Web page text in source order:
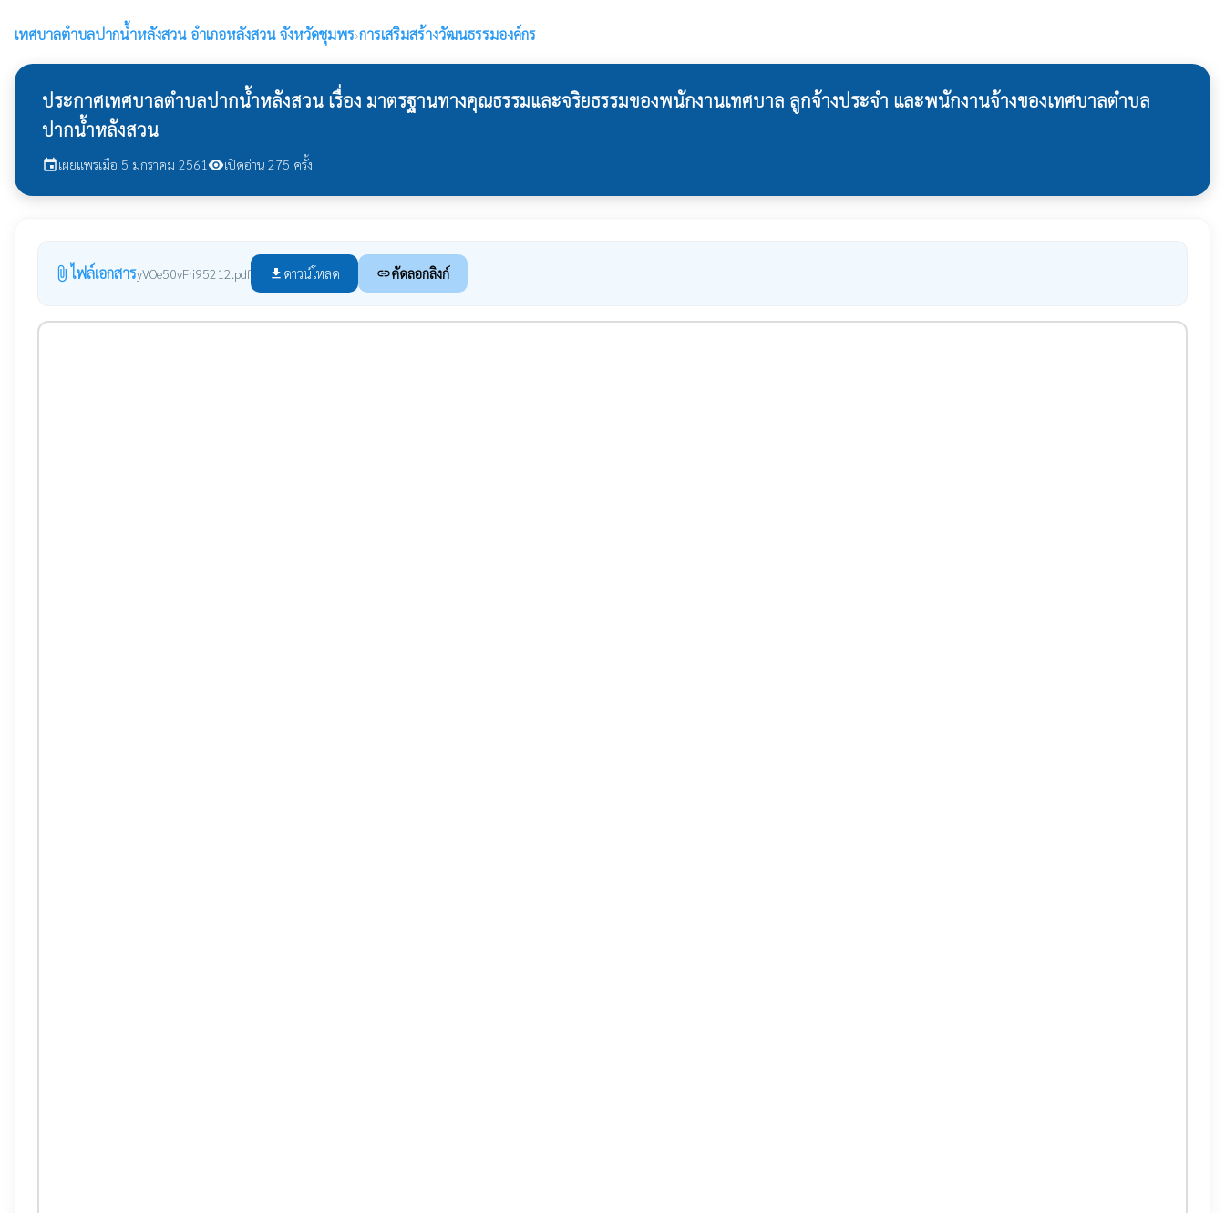
เทศบาลตำบลปากน้ำหลังสวน อำเภอหลังสวน จังหวัดชุมพร›การเสริมสร้างวัฒนธรรมองค์กร
ประกาศเทศบาลตำบลปากน้ำหลังสวน เรื่อง มาตรฐานทางคุณธรรมและจริยธรรมของพนักงานเทศบาล ลูกจ้างประจำ และพนักงานจ้างของเทศบาลตำบล
ปากน้ำหลังสวน
eventเผยแพร่เมื่อ 5 มกราคม 2561 visibilityเปิดอ่าน 275 ครั้ง
attach_file ไฟล์เอกสารyVOe50vFri95212.pdf file_download ดาวน์โหลด linkคัดลอกลิงก์